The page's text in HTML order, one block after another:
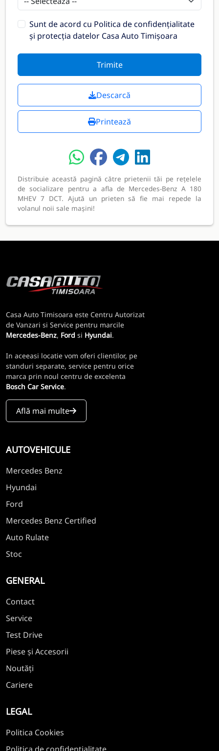
Sunt de acord cu Politica de confidențialitate
și protecția datelor Casa Auto Timișoara
Trimite
Descarcă
Printează
Distribuie această pagină către prietenii tăi pe rețelele
de socializare pentru a afla de Mercedes-Benz A 180
MHEV 7 DCT. Ajută un prieten să fie mai repede la
volanul noii sale mașini!
Casa Auto Timisoara este Centru Autorizat
de Vanzari si Service pentru marcile
Mercedes-Benz, Ford si Hyundai.
In aceeasi locatie vom oferi clientilor, pe
standuri separate, service pentru orice
marca prin noul centru de excelenta
Bosch Car Service.
Află mai multe
AUTOVEHICULE
Mercedes Benz
Hyundai
Ford
Mercedes Benz Certified
Auto Rulate
Stoc
GENERAL
Contact
Service
Test Drive
Piese și Accesorii
Noutăți
Cariere
LEGAL
Politica Cookies